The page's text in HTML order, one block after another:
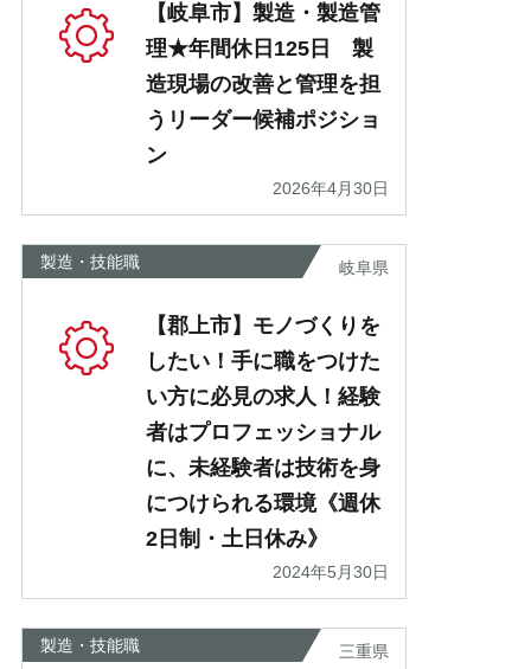
【岐阜市】製造・製造管
理★年間休日125日 製
造現場の改善と管理を担
うリーダー候補ポジショ
ン
2026年4月30日
製造・技能職 岐阜県
【郡上市】モノづくりを
したい！手に職をつけた
い方に必見の求人！経験
者はプロフェッショナル
に、未経験者は技術を身
につけられる環境《週休
2日制・土日休み》
2024年5月30日
製造・技能職 三重県